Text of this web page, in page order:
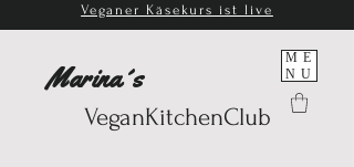
Veganer Käsekurs ist live
Marina´s
ME
NU
VeganKitchenClub